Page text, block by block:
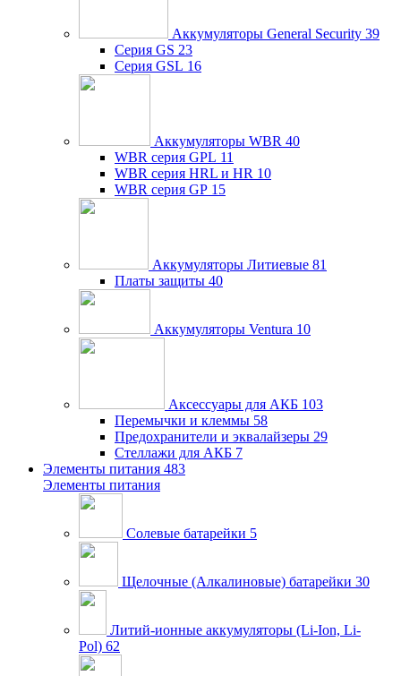
Аккумуляторы General Security 39
Серия GS 23
Серия GSL 16
Аккумуляторы WBR 40
WBR серия GPL 11
WBR серия HRL и HR 10
WBR серия GP 15
Аккумуляторы Литиевые 81
Платы защиты 40
Аккумуляторы Ventura 10
Аксессуары для АКБ 103
Перемычки и клеммы 58
Предохранители и эквалайзеры 29
Стеллажи для АКБ 7
Элементы питания 483
Элементы питания
Солевые батарейки 5
Щелочные (Алкалиновые) батарейки 30
Литий-ионные аккумуляторы (Li-Ion, Li-
Pol) 62